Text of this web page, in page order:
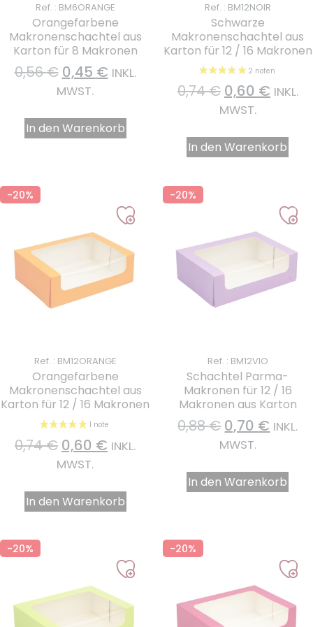
Ref. : BM6ORANGE
Orangefarbene
Makronenschachtel aus
Karton für 8 Makronen
0,56€ 0,45 € INKL.
MWST.
In den Warenkorb
Ref. : BM12NOIR
Schwarze
Makronenschachtel aus
Karton für 12 / 16 Makronen
0,74€ 0,60 € INKL.
MWST.
In den Warenkorb
-20%
Ref. : BM12ORANGE
Orangefarbene
Makronenschachtel aus
Karton für 12 / 16 Makronen
0,74€ 0,60 € INKL.
MWST.
In den Warenkorb
-20%
Ref. : BM12VIO
Schachtel Parma-
Makronen für 12 / 16
Makronen aus Karton
0,88€0,70 € INKL.
MWST.
In den Warenkorb
-20% -20%